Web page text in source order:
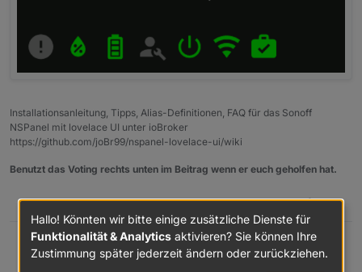
Installationsanleitung, Tipps, Alias-Definitionen, FAQ für das Sonoff
NSPanel mit lovelace UI unter ioBroker
https://github.com/joBr99/nspanel-lovelace-ui/wiki
Benutzt das Voting rechts unten im Beitrag wenn er euch geholfen hat.
0
Armilar@armilarsagte inSonoff NSPanel:
Hallo! Könnten wir bitte einige zusätzliche Dienste für
Funktionalität & Analytics aktivieren? Sie können Ihre
Zustimmung später jederzeit ändern oder zurückziehen.